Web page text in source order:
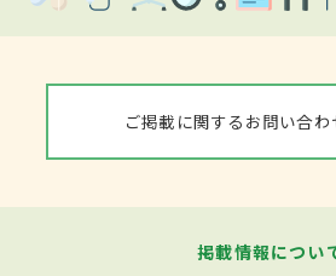
ご掲載に関するお問い合わ
掲載情報につい